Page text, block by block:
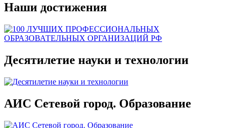
Наши достижения
Десятилетие науки и технологии
АИС Сетевой город. Образование